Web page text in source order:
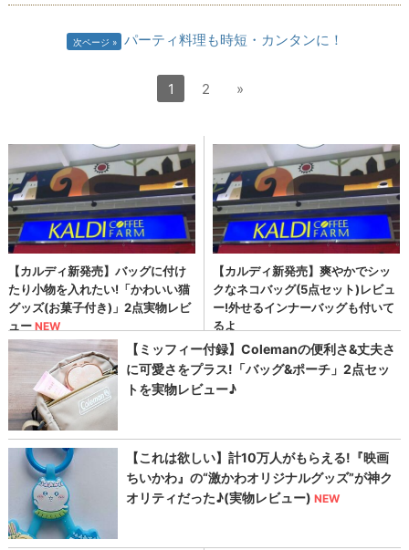
次ページ パーティ料理も時短・カンタンに！
1 2 »